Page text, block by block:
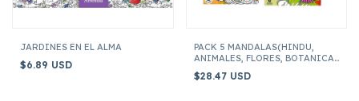
JARDINES EN EL ALMA
$6.89 USD
PACK 5 MANDALAS(HINDU,
ANIMALES, FLORES, BOTANICA,
$28.47 USD